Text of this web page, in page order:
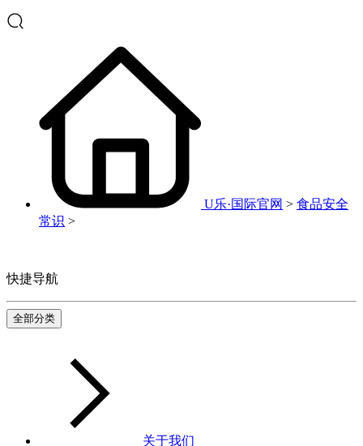
U乐·国际官网 > 食品安全
常识 >
快捷导航
全部分类
关于我们